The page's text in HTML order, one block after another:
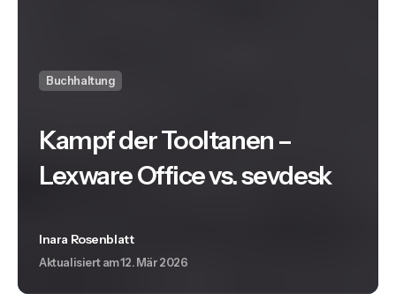
Buchhaltung
Kampf der Tooltanen –
Lexware Office vs. sevdesk
Inara Rosenblatt
Aktualisiert am12. Mär 2026